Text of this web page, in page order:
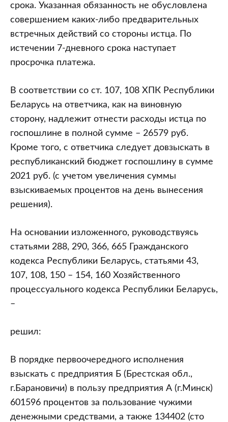
срока. Указанная обязанность не обусловлена
совершением каких-либо предварительных
встречных действий со стороны истца. По
истечении 7-дневного срока наступает
просрочка платежа.
В соответствии со ст. 107, 108 ХПК Республики
Беларусь на ответчика, как на виновную
сторону, надлежит отнести расходы истца по
госпошлине в полной сумме – 26579 руб.
Кроме того, с ответчика следует довзыскать в
республиканский бюджет госпошлину в сумме
2021 руб. (с учетом увеличения суммы
взыскиваемых процентов на день вынесения
решения).
На основании изложенного, руководствуясь
статьями 288, 290, 366, 665 Гражданского
кодекса Республики Беларусь, статьями 43,
107, 108, 150 – 154, 160 Хозяйственного
процессуального кодекса Республики Беларусь,
–
решил:
В порядке первоочередного исполнения
взыскать с предприятия Б (Брестская обл.,
г.Барановичи) в пользу предприятия А (г.Минск)
601596 процентов за пользование чужими
денежными средствами, а также 134402 (сто